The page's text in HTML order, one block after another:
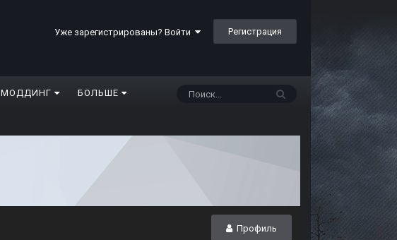
Уже зарегистрированы? Войти Регистрация
МОДДИНГ БОЛЬШЕ
Профиль